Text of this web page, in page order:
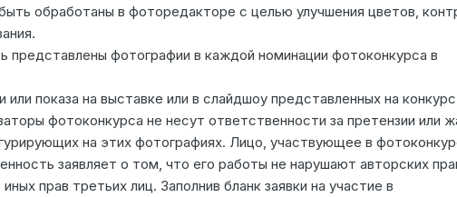
обработаны в фоторедакторе с целью улучшения цветов,
представлены фотографии в каждой номинации фотоконкурса в
или показа на выставке или в слайдшоу представленных на конкурс
фотоконкурса не несут ответственности за претензии или
на этих фотографиях. Лицо, участвующее в
заявляет о том, что его работы не нарушают авторских
прав третьих лиц. Заполнив бланк заявки на участие в